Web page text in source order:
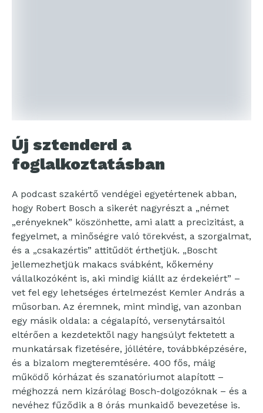
Új sztenderd a
foglalkoztatásban
A podcast szakértő vendégei egyetértenek abban,
hogy Robert Bosch a sikerét nagyrészt a „német
„erényeknek” köszönhette, ami alatt a precizitást, a
fegyelmet, a minőségre való törekvést, a szorgalmat,
és a „csakazértis” attitűdöt érthetjük. „Boscht
jellemezhetjük makacs svábként, kőkemény
vállalkozóként is, aki mindig kiállt az érdekeiért” –
vet fel egy lehetséges értelmezést Kemler András a
műsorban. Az éremnek, mint mindig, van azonban
egy másik oldala: a cégalapító, versenytársaitól
eltérően a kezdetektől nagy hangsúlyt fektetett a
munkatársak fizetésére, jóllétére, továbbképzésére,
és a bizalom megteremtésére. 400 fős, máig
működő kórházat és szanatóriumot alapított –
méghozzá nem kizárólag Bosch-dolgozóknak – és a
nevéhez fűződik a 8 órás munkaidő bevezetése is.